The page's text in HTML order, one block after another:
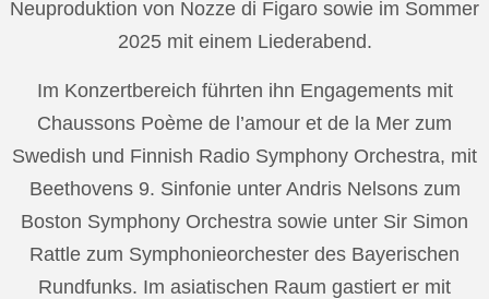
Neuproduktion von Nozze di Figaro sowie im Sommer
2025 mit einem Liederabend.
Im Konzertbereich führten ihn Engagements mit
Chaussons Poème de l’amour et de la Mer zum
Swedish und Finnish Radio Symphony Orchestra, mit
Beethovens 9. Sinfonie unter Andris Nelsons zum
Boston Symphony Orchestra sowie unter Sir Simon
Rattle zum Symphonieorchester des Bayerischen
Rundfunks. Im asiatischen Raum gastiert er mit